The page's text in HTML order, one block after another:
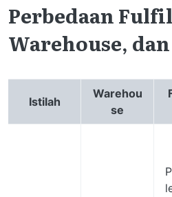
Perbedaan
Warehouse,
Istilah
Warehou
se